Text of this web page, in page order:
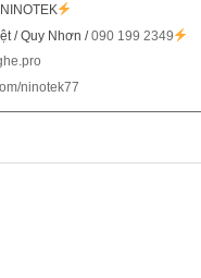
/ Quy Nhơn /090 199 2349
ninotek77